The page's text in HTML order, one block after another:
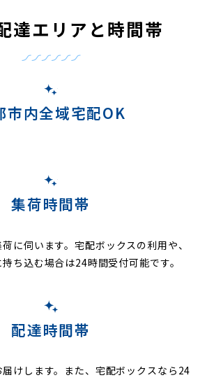
達エリアと時間帯
市内全域宅配OK
集荷時間帯
に伺います。宅配ボックスの利用や、
ち込む場合は24時間受付可能です。
配達時間帯
けします。また、宅配ボックスなら24